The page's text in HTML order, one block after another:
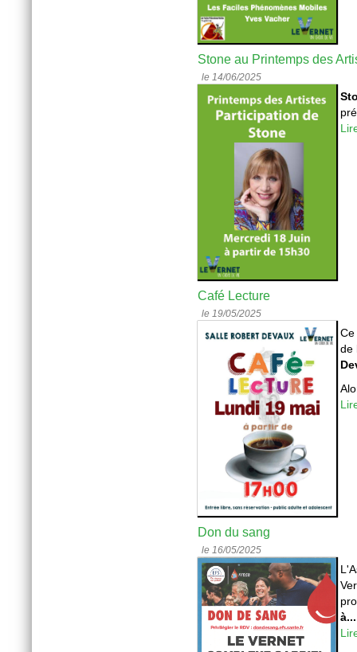
Stone au Printemps des
le 14/06/2025
Café Lecture
le 19/05/2025
Ce
de
Don du sang
le 16/05/2025
à...